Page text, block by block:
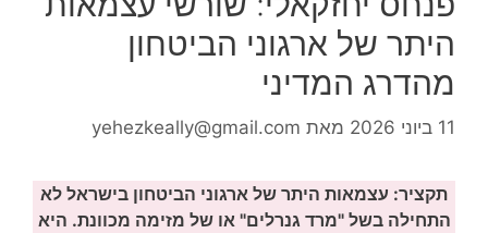
היתר של ארגוני הביטחון
מהדרג המדיני
11 ביוני 2026 מאת yehezkeally@gmail.com
תקציר: עצמאות היתר של ארגוני הביטחון בישראל לא
התחילה בשל "מרד גנרלים" או של מזימה מכוונת. היא